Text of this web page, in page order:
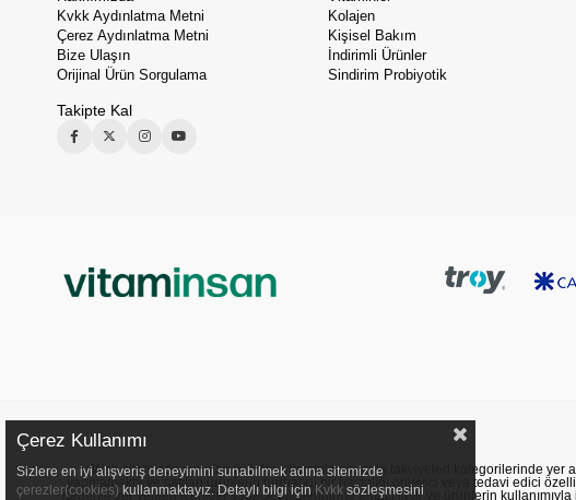
Kvkk Aydınlatma Metni
Çerez Aydınlatma Metni
Bize Ulaşın
Orijinal Ürün Sorgulama
Takipte Kal
Kolajen
Kişisel Bakım
İndirimli Ürünler
Sindirim Probiyotik
Web sitemizde sunulan ürünler, vitaminler ve gıda takviyeleri kategorilerinde yer
yapmamakta ve satılan ürünlerin herhangi bir hastalığı önleyici veya tedavi edici
nedenle yer verilen içerikler sadece bilgilendirme amacı taşır ve ürünlerin
Çerez Kullanımı
Sizlere en iyi alışveriş deneyimini sunabilmek adına sitemizde
çerezler(cookies) kullanmaktayız. Detaylı bilgi için Kvkk sözleşmesini